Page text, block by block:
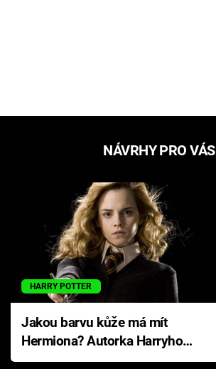
NÁVRHY PRO VÁS
HARRY POTTER
Jakou barvu kůže má mít
Hermiona? Autorka Harryho
Pottera přišla s ráznou